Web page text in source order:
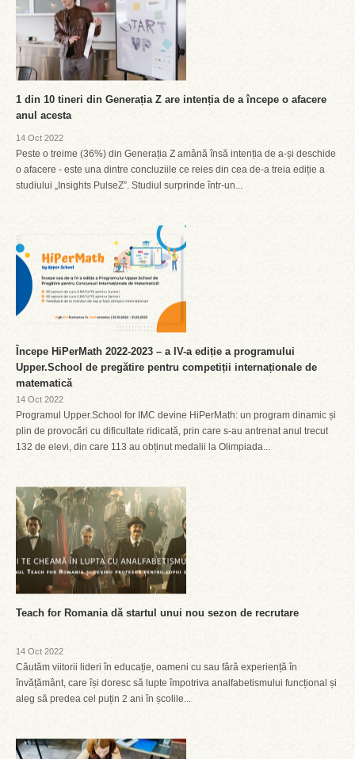
1 din 10 tineri din Generația Z are intenția de a începe o afacere
anul acesta
14 Oct 2022
Peste o treime (36%) din Generația Z amână însă intenția de a-și deschide
o afacere - este una dintre concluziile ce reies din cea de-a treia ediție a
studiului „Insights PulseZ”. Studiul surprinde într-un...
Începe HiPerMath 2022-2023 – a IV-a ediție a programului
Upper.School de pregătire pentru competiții internaționale de
matematică
14 Oct 2022
Programul Upper.School for IMC devine HiPerMath: un program dinamic și
plin de provocări cu dificultate ridicată, prin care s-au antrenat anul trecut
132 de elevi, din care 113 au obținut medalii la Olimpiada...
Teach for Romania dă startul unui nou sezon de recrutare
14 Oct 2022
Căutăm viitorii lideri în educație, oameni cu sau fără experiență în
învățământ, care își doresc să lupte împotriva analfabetismului funcțional și
aleg să predea cel puțin 2 ani în școlile...